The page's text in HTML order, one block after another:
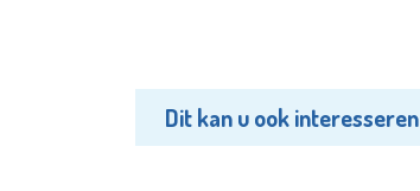
Dit kan u ook interesseren